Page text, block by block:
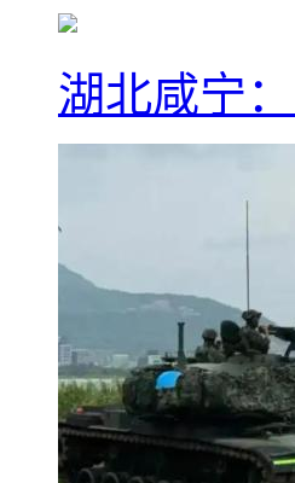
湖北咸宁